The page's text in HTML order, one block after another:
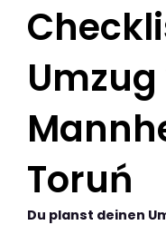
Toruń
Du planst deinen